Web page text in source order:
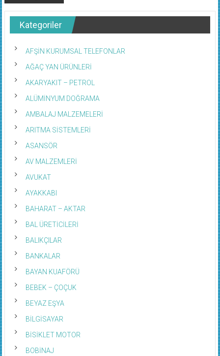
Kategoriler
AFŞİN KURUMSAL TELEFONLAR
AĞAÇ YAN ÜRÜNLERİ
AKARYAKIT – PETROL
ALÜMİNYUM DOĞRAMA
AMBALAJ MALZEMELERİ
ARITMA SİSTEMLERİ
ASANSÖR
AV MALZEMLERİ
AVUKAT
AYAKKABI
BAHARAT – AKTAR
BAL ÜRETİCİLERİ
BALIKÇILAR
BANKALAR
BAYAN KUAFÖRÜ
BEBEK – ÇOÇUK
BEYAZ EŞYA
BİLGİSAYAR
BİSİKLET MOTOR
BOBİNAJ